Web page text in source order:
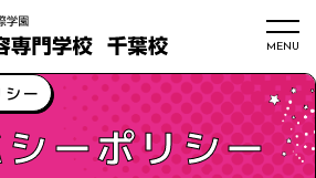
メニ
MENU
ー
ーポリシー